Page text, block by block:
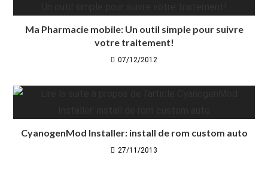
Ma Pharmacie mobile: Un outil simple pour suivre
votre traitement!
07/12/2012
CyanogenMod Installer: install de rom custom auto
27/11/2013